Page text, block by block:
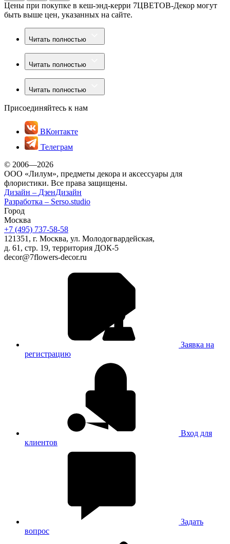
Цены при покупке в кеш-энд-керри 7ЦВЕТОВ-Декор могут
быть выше цен, указанных на сайте.
Читать полностью
Читать полностью
Читать полностью
Присоединяйтесь к нам
ВКонтакте
Телеграм
© 2006—2026
ООО «Лилум», предметы декора и аксессуары для
флористики. Все права защищены.
Дизайн – ДзенДизайн
Разработка – Serso.studio
Город
Москва
+7 (495) 737-58-58
121351, г. Москва, ул. Молодогвардейская,
д. 61, стр. 19, территория ДОК-5
decor@7flowers-decor.ru
Заявка на
регистрацию
Вход для
клиентов
Задать
вопрос